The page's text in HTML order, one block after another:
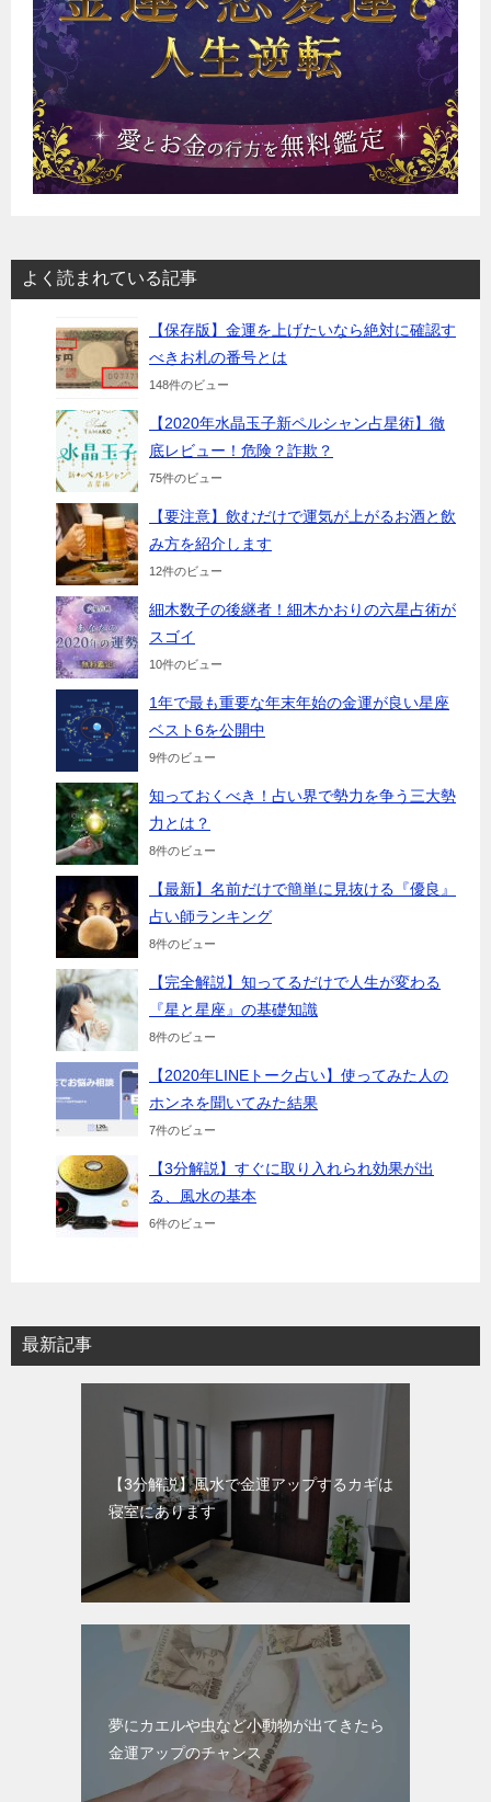
よく読まれている記事
【保存版】金運を上げたいなら絶対に確認す
べきお札の番号とは
148件のビュー
【2020年水晶玉子新ペルシャン占星術】徹
底レビュー！危険？詐欺？
75件のビュー
【要注意】飲むだけで運気が上がるお酒と飲
み方を紹介します
12件のビュー
細木数子の後継者！細木かおりの六星占術が
スゴイ
10件のビュー
1年で最も重要な年末年始の金運が良い星座
ベスト6を公開中
9件のビュー
知っておくべき！占い界で勢力を争う三大勢
力とは？
8件のビュー
【最新】名前だけで簡単に見抜ける『優良』
占い師ランキング
8件のビュー
【完全解説】知ってるだけで人生が変わる
『星と星座』の基礎知識
8件のビュー
【2020年LINEトーク占い】使ってみた人の
ホンネを聞いてみた結果
7件のビュー
【3分解説】すぐに取り入れられ効果が出
る、風水の基本
6件のビュー
最新記事
【3分解説】風水で金運アップするカギは
寝室にあります
夢にカエルや虫など小動物が出てきたら
金運アップのチャンス